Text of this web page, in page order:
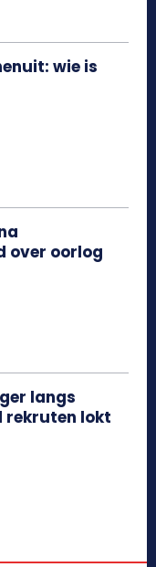
wie is
over oorlog
langs
rekruten lokt